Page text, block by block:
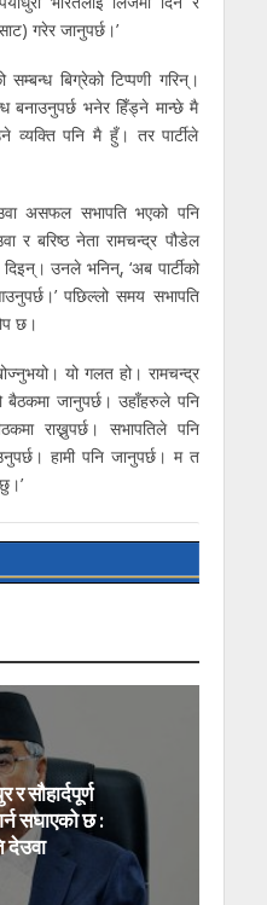
गरेर जानुपर्छ।’
बिग्रेको टिप्पणी गरिन्।
बनाउनुपर्छ भनेर हिँड्ने मान्छे मै
व्यक्ति पनि मै हुँ। तर पार्टीले
असफल सभापति भएको पनि
र बरिष्ठ नेता रामचन्द्र पौडेल
उनले भनिन्, ‘अब पार्टीको
पछिल्लो समय सभापति
छ।
यो गलत हो। रामचन्द्र
बैठकमा जानुपर्छ। उहाँहरुले पनि
राख्नुपर्छ। सभापतिले पनि
हामी पनि जानुपर्छ। म त
सौहार्दपूर्ण
सघाएको छ :
देउवा